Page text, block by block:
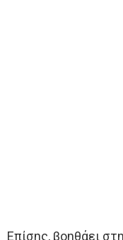
Επίσης, βοηθάει